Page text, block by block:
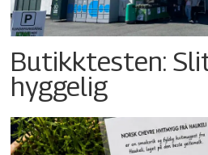
Butikktesten:
hyggelig